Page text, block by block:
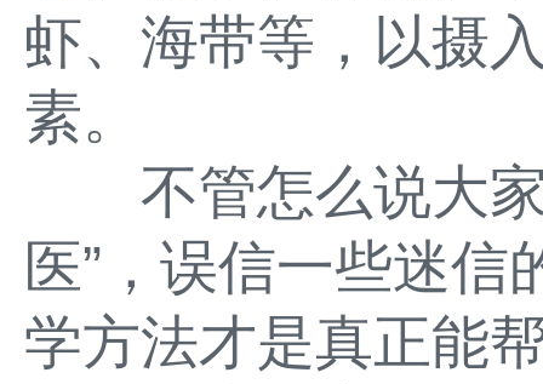
虾、海带等，以摄
素。
不管怎么说大家
医”，误信一些迷
学方法才是真正能